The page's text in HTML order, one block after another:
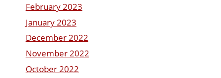
February 2023
January 2023
December 2022
November 2022
October 2022